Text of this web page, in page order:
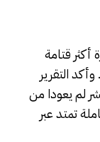
أكثر قتامة
التقرير
بالبشر لم يعودا من
تمتد عبر